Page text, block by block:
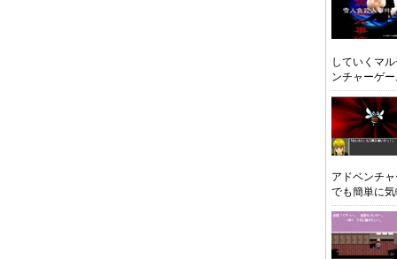
していくマ
ンチャーゲ
アドベンチ
でも簡単に